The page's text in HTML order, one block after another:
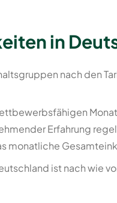
in
nach den
Erfahrung
monatliche
ist nach wie